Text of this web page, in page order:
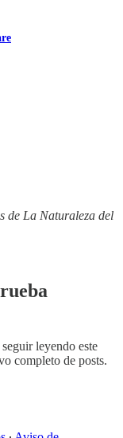
de La Naturaleza del
seguir leyendo este
completo de posts.